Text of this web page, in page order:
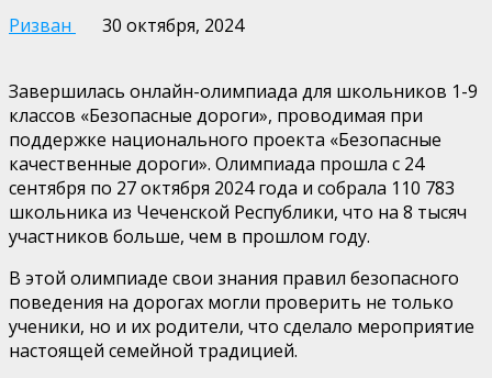
Ризван 30 октября, 2024
Завершилась онлайн-олимпиада для школьников 1-9
классов «Безопасные дороги», проводимая при
поддержке национального проекта «Безопасные
качественные дороги». Олимпиада прошла с 24
сентября по 27 октября 2024 года и собрала 110 783
школьника из Чеченской Республики, что на 8 тысяч
участников больше, чем в прошлом году.
В этой олимпиаде свои знания правил безопасного
поведения на дорогах могли проверить не только
ученики, но и их родители, что сделало мероприятие
настоящей семейной традицией.